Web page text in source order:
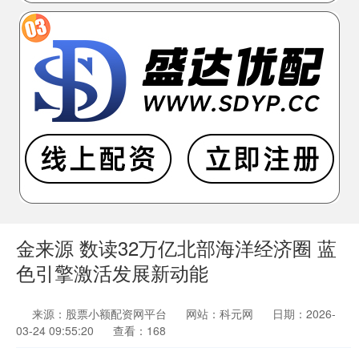
金来源 数读32万亿北部海洋经济圈 蓝
色引擎激活发展新动能
来源：股票小额配资网平台 网站：科元网
日期：2026-
03-24 09:55:20
查看：168